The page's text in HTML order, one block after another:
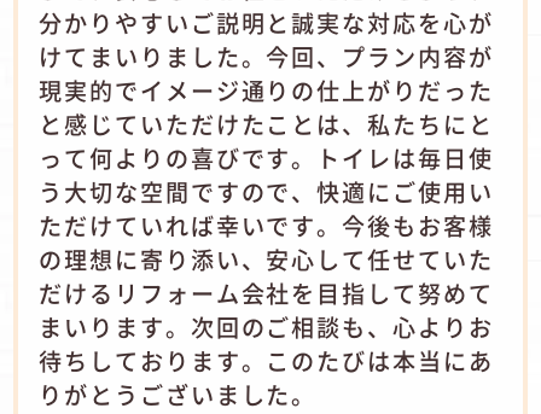
分かりやすいご説明と誠実な対応を心が
けてまいりました。今回、プラン内容が
現実的でイメージ通りの仕上がりだった
と感じていただけたことは、私たちにと
って何よりの喜びです。トイレは毎日使
う大切な空間ですので、快適にご使用い
ただけていれば幸いです。今後もお客様
の理想に寄り添い、安心して任せていた
だけるリフォーム会社を目指して努めて
まいります。次回のご相談も、心よりお
待ちしております。このたびは本当にあ
りがとうございました。